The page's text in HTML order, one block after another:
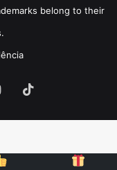
belong to their
Instagram